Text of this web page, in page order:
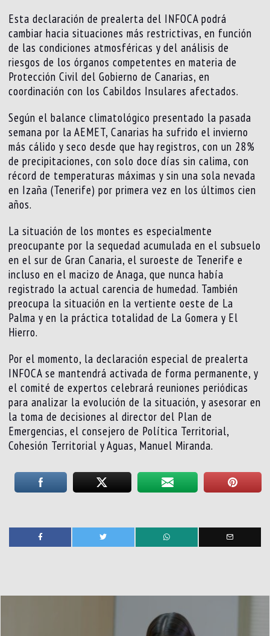
Esta declaración de prealerta del INFOCA podrá
cambiar hacia situaciones más restrictivas, en función
de las condiciones atmosféricas y del análisis de
riesgos de los órganos competentes en materia de
Protección Civil del Gobierno de Canarias, en
coordinación con los Cabildos Insulares afectados.
Según el balance climatológico presentado la pasada
semana por la AEMET, Canarias ha sufrido el invierno
más cálido y seco desde que hay registros, con un 28%
de precipitaciones, con solo doce días sin calima, con
récord de temperaturas máximas y sin una sola nevada
en Izaña (Tenerife) por primera vez en los últimos cien
años.
La situación de los montes es especialmente
preocupante por la sequedad acumulada en el subsuelo
en el sur de Gran Canaria, el suroeste de Tenerife e
incluso en el macizo de Anaga, que nunca había
registrado la actual carencia de humedad. También
preocupa la situación en la vertiente oeste de La
Palma y en la práctica totalidad de La Gomera y El
Hierro.
Por el momento, la declaración especial de prealerta
INFOCA se mantendrá activada de forma permanente, y
el comité de expertos celebrará reuniones periódicas
para analizar la evolución de la situación, y asesorar en
la toma de decisiones al director del Plan de
Emergencias, el consejero de Política Territorial,
Cohesión Territorial y Aguas, Manuel Miranda.